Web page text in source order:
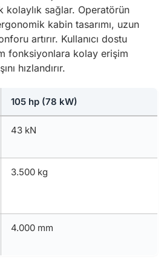
kolaylık sağlar. Operatörün
kabin tasarımı, uzun
artırır. Kullanıcı dostu
fonksiyonlara kolay erişim
hızlandırır.
105 hp (78 kW)
43 kN
3.500 kg
4.000 mm